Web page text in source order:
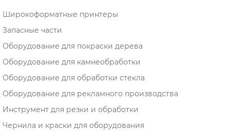
Широкоформатные принтеры
Запасные части
Оборудование для покраски дерева
Оборудование для камнеобработки
Оборудование для обработки стекла
Оборудование для рекламного производства
Инструмент для резки и обработки
Чернила и краски для оборудования